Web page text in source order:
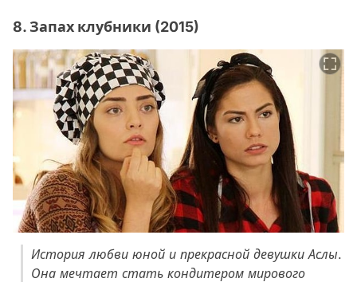
8. Запах клубники (2015)
История любви юной и прекрасной девушки Аслы.
Она мечтает стать кондитером мирового